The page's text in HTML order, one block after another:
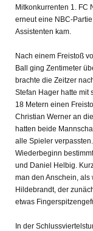
Mitkonkurrenten 1. FC
erneut eine NBC-
Assistenten kam.
Nach einem Freistoß
Ball ging Zentimeter
brachte die Zeitzer
Stefan Hager hatte mit
18 Metern einen
Christian Werner an
hatten beide
alle Spieler
Wiederbeginn
und Daniel Helbig.
man den Anschein, als
Hildebrandt, der
etwas
In der